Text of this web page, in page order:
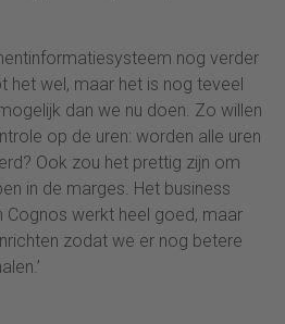
nog verder
het wel, maar het is nog teveel
dan we nu doen. Zo willen
op de uren: worden alle uren
Ook zou het prettig zijn om
in de marges. Het business
Cognos werkt heel goed, maar
zodat we er nog betere